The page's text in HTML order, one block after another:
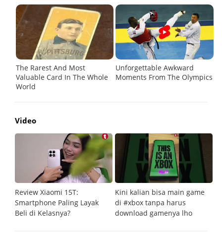
Video
Review Xiaomi 15T:
Smartphone Paling Layak
Beli di Kelasnya?
Kini kalian bisa main game
di #xbox tanpa harus
download gamenya lho